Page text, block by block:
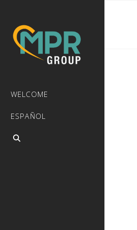
WELCOME
ESPAÑOL